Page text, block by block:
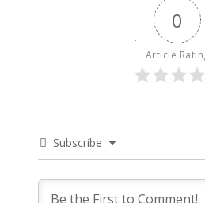
0
Article
Subscribe